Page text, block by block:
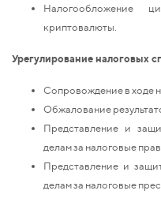
Налогообложение
криптовалюты.
Урегулирование налоговых
Сопровождение в ходе
Обжалование
Представление и
делам за налоговые
Представление и
делам за налоговые